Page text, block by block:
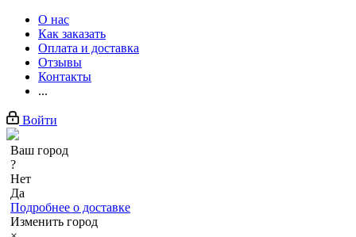
О нас
Как заказать
Оплата и доставка
Отзывы
Контакты
...
Войти
Ваш город
?
Нет
Да
Подробнее о доставке
Изменить город